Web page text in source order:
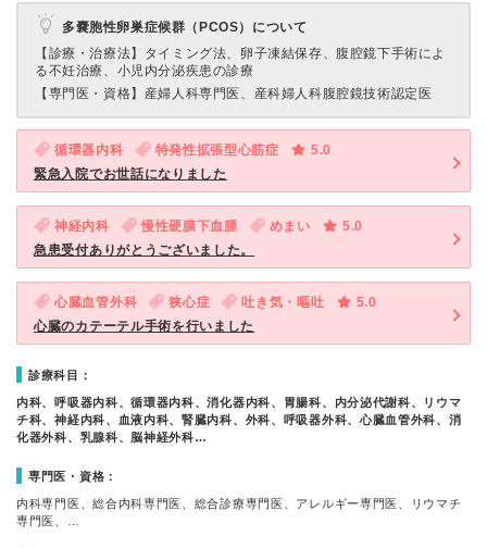
多嚢胞性卵巣症候群（PCOS）について
【診療・治療法】 タイミング法、卵子凍結保存、腹腔鏡下手術によ
る不妊治療、小児内分泌疾患の診療
【専門医・資格】 産婦人科専門医、産科婦人科腹腔鏡技術認定医
循環器内科 特発性拡張型心筋症
5.0
緊急入院でお世話になりました
神経内科 慢性硬膜下血腫 めまい
5.0
急患受付ありがとうございました。
心臓血管外科 狭心症 吐き気・嘔吐
5.0
心臓のカテーテル手術を行いました
診療科目：
内科、呼吸器内科、循環器内科、消化器内科、胃腸科、内分泌代謝科、リウマ
チ科、神経内科、血液内科、腎臓内科、外科、呼吸器外科、心臓血管外科、消
化器外科、乳腺科、脳神経外科…
専門医・資格：
内科専門医、総合内科専門医、総合診療専門医、アレルギー専門医、リウマチ
専門医、…